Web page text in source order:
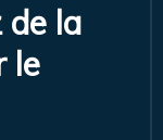
de la
le